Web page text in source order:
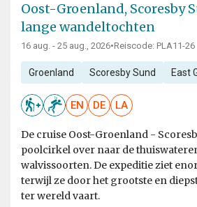
Oost-Groenland, Scoresby
lange wandeltochten
16 aug. - 25 aug., 2026•Reiscode: PLA11-26
Groenland Scoresby Sund East
EN DE LA
De cruise Oost-Groenland -
poolcirkel over naar de
walvissoorten. De expeditie ziet
terwijl ze door het grootste en
ter wereld vaart.